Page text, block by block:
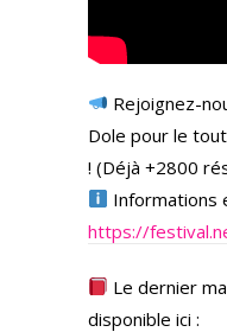
Rejoignez-
Dole pour le tout
! (Déjà +2800
Informations
https://
Le dernier
disponible ici :